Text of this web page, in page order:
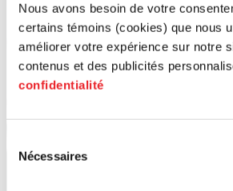
Nous avons besoin de votre
certains témoins (cookies) que nous
améliorer votre expérience sur notre
contenus et des publicités
confidentialité
Nécessaires